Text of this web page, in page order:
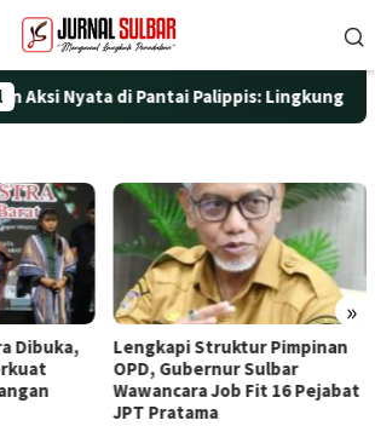
Nyata di Pantai Palippis: Lingkungan dan
»
Dibuka,
Lengkapi Struktur Pimpinan
OPD, Gubernur Sulbar
Wawancara Job Fit 16 Pejabat
JPT Pratama